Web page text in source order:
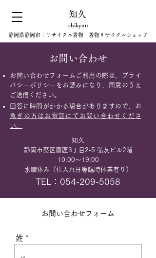
知久
chikyuu
静岡県静岡市｜リサイクル着物｜着物リサイクルショップ
お問い合わせ
お問い合わせフォームご利用の際は、プライ
バシーポリシーをお読みになり、同意のうえ
ご送信ください。
回答に時間がかかる場合がありますので、お
急ぎの方はお電話にてお問い合わせくださ
い。
知久
静岡市葵区鷹匠3丁目2-5 弘友ビル2階
10:00～19:00
水曜休み（仕入れ日等臨時休業有り）
TEL：054-209-5058
お問い合わせフォーム
姓